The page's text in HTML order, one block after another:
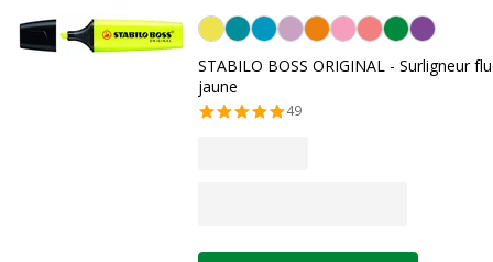
Jaune
STABILO BOSS ORIGINAL - Surligneur
jaune
49